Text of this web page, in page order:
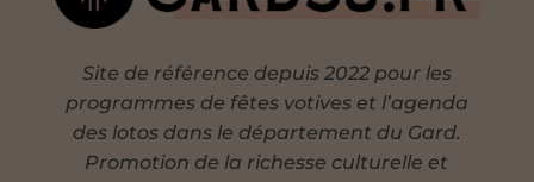
Site de référence depuis 2022 pour les
programmes de fêtes votives et l’agenda
des lotos dans le département du Gard.
Promotion de la richesse culturelle et